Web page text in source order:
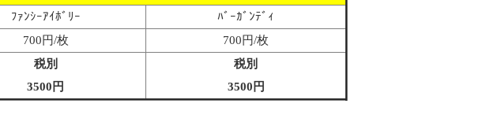
ﾌｧﾝｼｰｱｲﾎﾞﾘｰ
ﾊﾞｰｶﾞﾝﾃﾞｨ
700円/枚
700円/枚
税別
3500円
税別
3500円